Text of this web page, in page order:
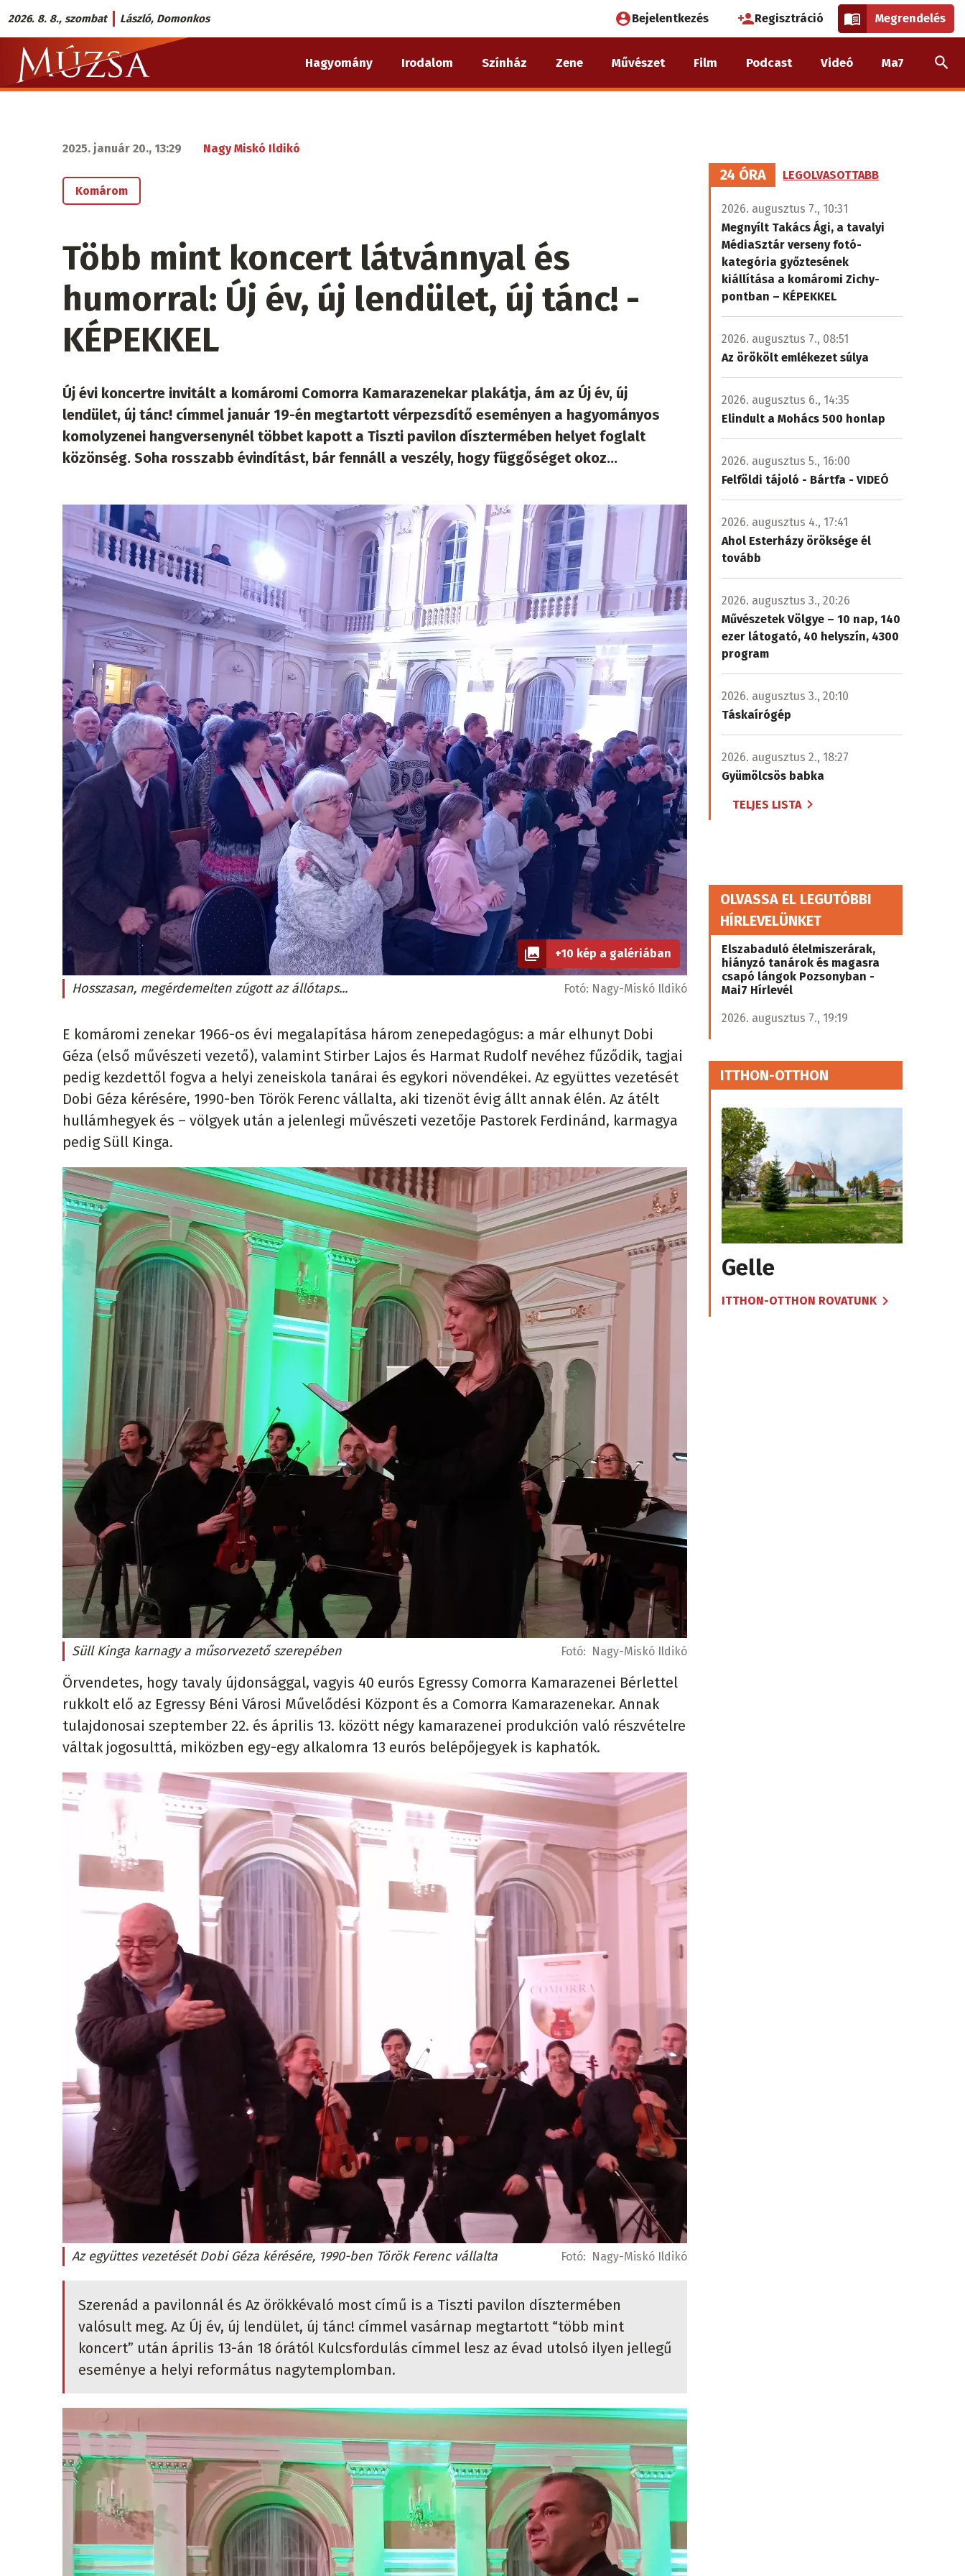
Ugrás
a
tartalomra
2026. 8. 8., szombat László, Domonkos
Felhasználói
fiók
menüje
Bejelentkezés Regisztráció Megrendelés
Múzsa.sk
fő
Hagyomány Irodalom Színház Zene Művészet Film Podcast Videó Ma7
2025. január 20., 13:29 Nagy Miskó Ildikó
Komárom
Több mint koncert látvánnyal és
humorral: Új év, új lendület, új tánc! -
KÉPEKKEL
Új évi koncertre invitált a komáromi Comorra Kamarazenekar plakátja, ám az Új év, új
lendület, új tánc! címmel január 19-én megtartott vérpezsdítő eseményen a hagyományos
komolyzenei hangversenynél többet kapott a Tiszti pavilon dísztermében helyet foglalt
közönség. Soha rosszabb évindítást, bár fennáll a veszély, hogy függőséget okoz…
+10 kép a galériában
Hosszasan, megérdemelten zúgott az állótaps... Fotó: Nagy-Miskó Ildikó
E komáromi zenekar 1966-os évi megalapítása három zenepedagógus: a már elhunyt Dobi
Géza (első művészeti vezető), valamint Stirber Lajos és Harmat Rudolf nevéhez fűződik, tagjai
pedig kezdettől fogva a helyi zeneiskola tanárai és egykori növendékei. Az együttes vezetését
Dobi Géza kérésére, 1990-ben Török Ferenc vállalta, aki tizenöt évig állt annak élén. Az átélt
hullámhegyek és – völgyek után a jelenlegi művészeti vezetője Pastorek Ferdinánd, karmagya
pedig Süll Kinga.
Süll Kinga karnagy a műsorvezető szerepében Fotó: Nagy-Miskó Ildikó
Örvendetes, hogy tavaly újdonsággal, vagyis 40 eurós Egressy Comorra Kamarazenei Bérlettel
rukkolt elő az Egressy Béni Városi Művelődési Központ és a Comorra Kamarazenekar. Annak
tulajdonosai szeptember 22. és április 13. között négy kamarazenei produkción való részvételre
váltak jogosulttá, miközben egy-egy alkalomra 13 eurós belépőjegyek is kaphatók.
Az együttes vezetését Dobi Géza kérésére, 1990-ben Török Ferenc vállalta Fotó: Nagy-Miskó Ildikó
Szerenád a pavilonnál és Az örökkévaló most című is a Tiszti pavilon dísztermében
valósult meg. Az Új év, új lendület, új tánc! címmel vasárnap megtartott “több mint
koncert” után április 13-án 18 órától Kulcsfordulás címmel lesz az évad utolsó ilyen jellegű
eseménye a helyi református nagytemplomban.
24 ÓRA LEGOLVASOTTABB
2026. augusztus 7., 10:31
Megnyílt Takács Ági, a tavalyi
MédiaSztár verseny fotó-
kategória győztesének
kiállítása a komáromi Zichy-
pontban – KÉPEKKEL
2026. augusztus 7., 08:51
Az örökölt emlékezet súlya
2026. augusztus 6., 14:35
Elindult a Mohács 500 honlap
2026. augusztus 5., 16:00
Felföldi tájoló - Bártfa - VIDEÓ
2026. augusztus 4., 17:41
Ahol Esterházy öröksége él
tovább
2026. augusztus 3., 20:26
Művészetek Völgye – 10 nap, 140
ezer látogató, 40 helyszín, 4300
program
2026. augusztus 3., 20:10
Táskaírógép
2026. augusztus 2., 18:27
Gyümölcsös babka
TELJES LISTA
OLVASSA EL LEGUTÓBBI
HÍRLEVELÜNKET
Elszabaduló élelmiszerárak,
hiányzó tanárok és magasra
csapó lángok Pozsonyban -
Mai7 Hírlevél
2026. augusztus 7., 19:19
ITTHON-OTTHON
Gelle
ITTHON-OTTHON ROVATUNK